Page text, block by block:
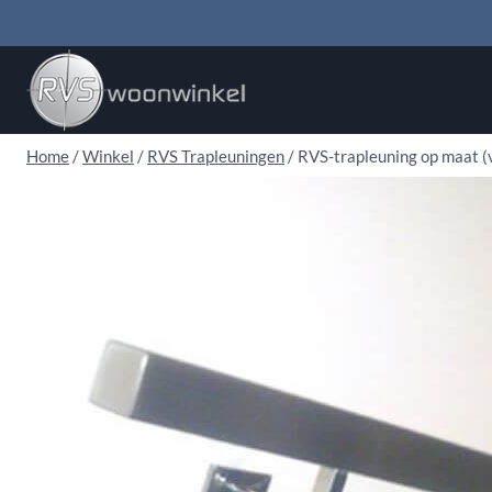
naar
inhoud
Home /Winkel / RVS Trapleuningen / RVS-trapleuning op maat